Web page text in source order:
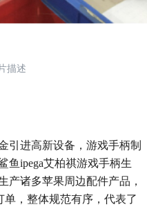
描述
引进高新设备，游戏手柄制
鱼ipega艾柏祺游戏手柄生
产诸多苹果周边配件产品，
，整体规范有序，代表了